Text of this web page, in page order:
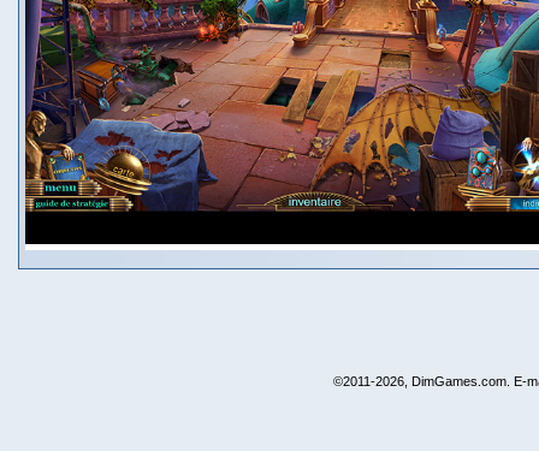
©2011-2026, DimGames.com. E-